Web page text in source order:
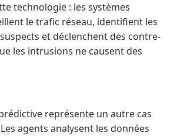
technologie : les systèmes
le trafic réseau, identifient les
et déclenchent des contre-
les intrusions ne causent des
représente un autre cas
agents analysent les données